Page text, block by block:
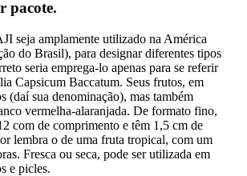
pacote.
seja amplamente utilizado na América
do Brasil), para designar diferentes tipos
seria emprega-lo apenas para se referir
Capsicum Baccatum. Seus frutos, em
(daí sua denominação), mas também
vermelha-alaranjada. De formato fino,
com de comprimento e têm 1,5 cm de
lembra o de uma fruta tropical, com um
Fresca ou seca, pode ser utilizada em
e picles.